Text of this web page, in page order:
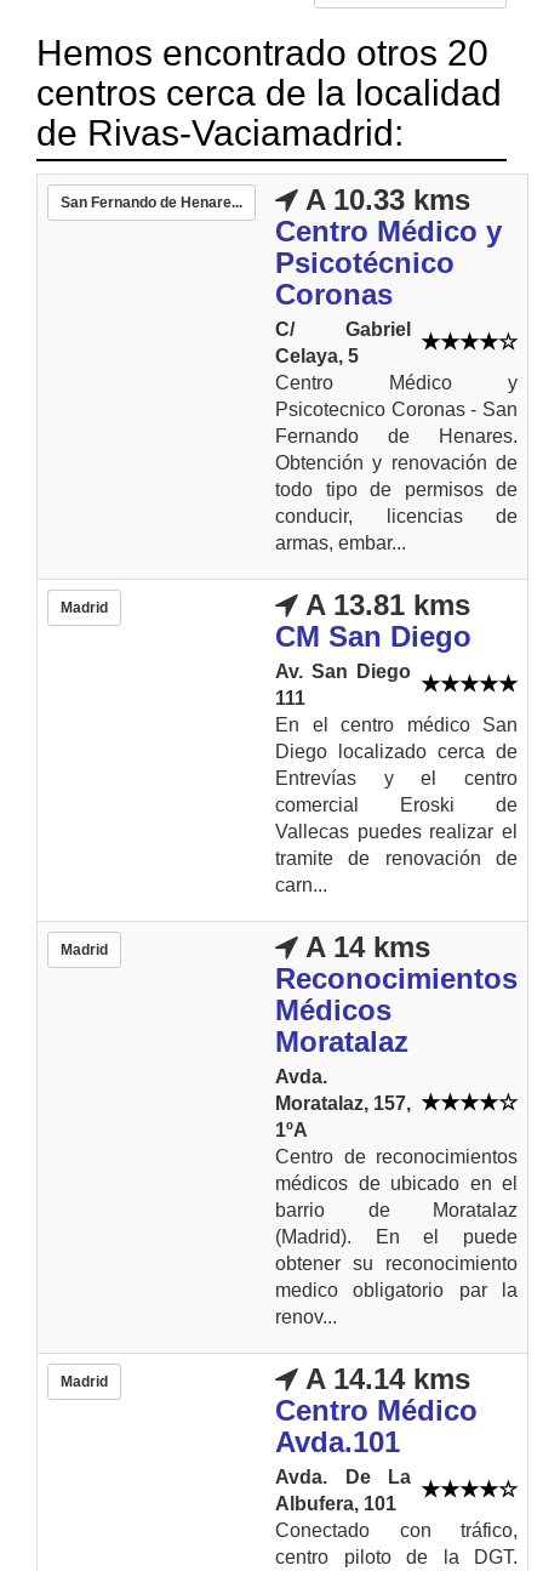
Hemos encontrado otros 20
centros cerca de la localidad
de Rivas-Vaciamadrid:
San Fernando de Henare...
A 10.33 kms
Centro Médico y
Psicotécnico
Coronas
C/ Gabriel
Celaya, 5
Centro Médico y
Psicotecnico Coronas - San
Fernando de Henares.
Obtención y renovación de
todo tipo de permisos de
conducir, licencias de
armas, embar...
Madrid
A 13.81 kms
CM San Diego
Av. San Diego
111
En el centro médico San
Diego localizado cerca de
Entrevías y el centro
comercial Eroski de
Vallecas puedes realizar el
tramite de renovación de
carn...
Madrid
A 14 kms
Reconocimientos
Médicos
Moratalaz
Avda.
Moratalaz, 157,
1ºA
Centro de reconocimientos
médicos de ubicado en el
barrio de Moratalaz
(Madrid). En el puede
obtener su reconocimiento
medico obligatorio par la
renov...
Madrid
A 14.14 kms
Centro Médico
Avda.101
Avda. De La
Albufera, 101
Conectado con tráfico,
centro piloto de la DGT.